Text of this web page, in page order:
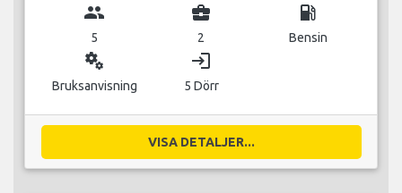
group
5
business_center
2
local_gas_station
Bensin
miscellaneous_services
Bruksanvisning
login
5 Dörr
VISA DETALJER...